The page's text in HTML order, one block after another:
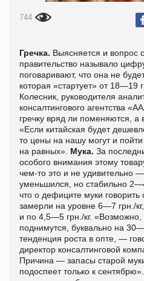
744
Гречка. Выясняется и вопрос
правительство называло
поговаривают, что она не
которая «стартует» от 18—19
Колесник, руководителя
консалтингового агентства
гречку вряд ли поменяются, а
«Если китайская будет
то цены на нашу могут и пойти
на равных». Мука. За
особого внимания этому
чем-то это и не удивительно
уменьшился, но стабильно
что о дефиците муки
замерли на уровне 6—7 грн./
и по 4,5—5 грн./кг.
поднимутся, буквально на
тенденция роста в опте, —
директор консалтинговой
Причина — запасы старой
подоспеет только к